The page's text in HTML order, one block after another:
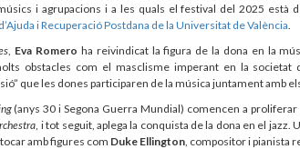
i agrupacions i a les quals el festival del 2025 està
i Recuperació Postdana de la Universitat de València.
, Eva Romero ha reivindicat la figura de la dona en la
obstacles com el masclisme imperant en la
que les dones participaren de la música juntament amb
(anys 30 i Segona Guerra Mundial) comencen a
, i tot seguit, aplega la conquista de la dona en el jazz.
amb figures com Duke Ellington, compositor i pianista